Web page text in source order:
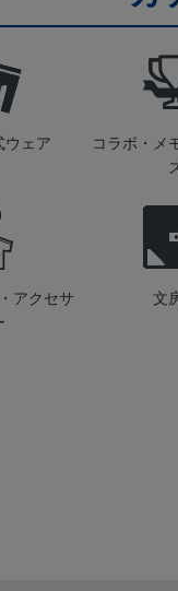
ウェア
コラボ・メ
アクセサ
文